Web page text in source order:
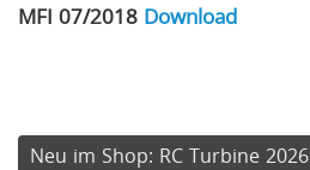
MFI 07/2018 Download
Neu im Shop: RC Turbine 2026